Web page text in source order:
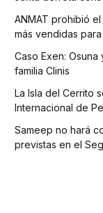
ANMAT prohibió
más vendidas
Caso Exen:
familia Clinis
La Isla del Cerrito
Internacional de
Sameep no hará
previstas en el